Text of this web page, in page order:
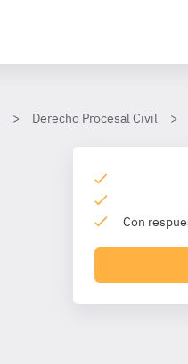
Derecho Procesal Civil
Con